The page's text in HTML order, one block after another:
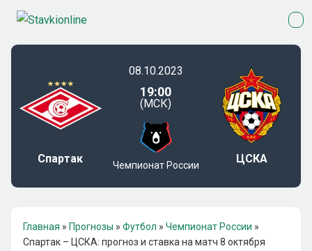
Спартак
08.10.2023
19:00
(МСК)
Чемпионат России ЦСКА
Главная » Прогнозы » Футбол » Чемпионат России »
Спартак – ЦСКА: прогноз и ставка на матч 8 октября